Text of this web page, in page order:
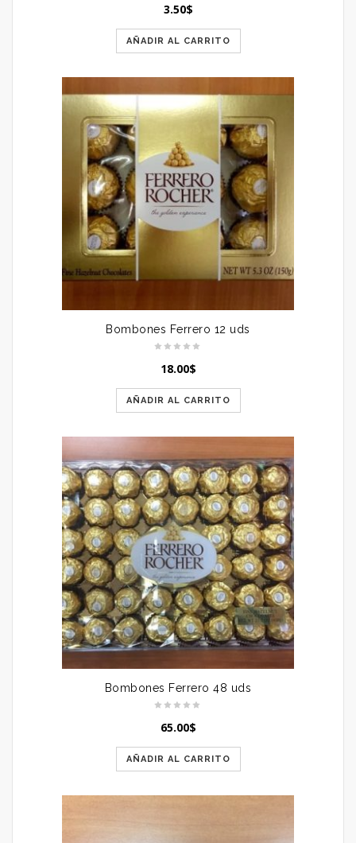
3.50$
AÑADIR AL CARRITO
Bombones Ferrero 12 uds
18.00$
AÑADIR AL CARRITO
Bombones Ferrero 48 uds
65.00$
AÑADIR AL CARRITO